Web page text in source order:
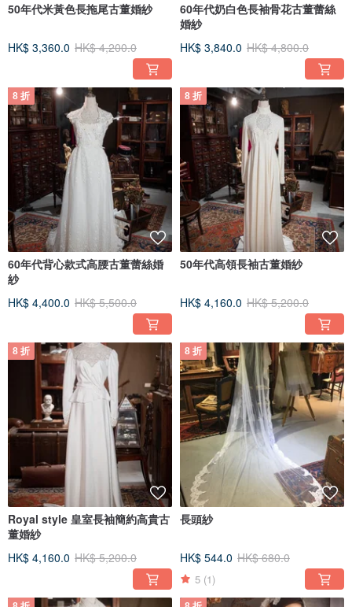
50年代米黃色長拖尾古董婚紗
HK$ 3,360.0 HK$ 4,200.0
60年代奶白色長袖骨花古董蕾絲
婚紗
HK$ 3,840.0 HK$ 4,800.0
8 折
60年代背心款式高腰古董蕾絲婚
紗
HK$ 4,400.0 HK$ 5,500.0
8 折
50年代高領長袖古董婚紗
HK$ 4,160.0 HK$ 5,200.0
8 折
Royal style 皇室長袖簡約高貴古
董婚紗
HK$ 4,160.0 HK$ 5,200.0
8 折
長頭紗
HK$ 544.0 HK$ 680.0
5 (1)